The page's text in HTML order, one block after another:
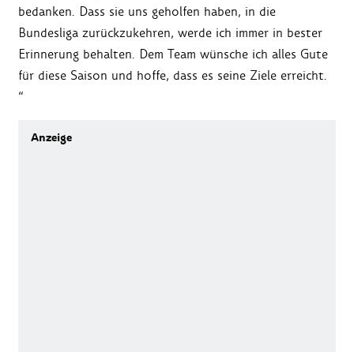
bedanken. Dass sie uns geholfen haben, in die
Bundesliga zurückzukehren, werde ich immer in bester
Erinnerung behalten. Dem Team wünsche ich alles Gute
für diese Saison und hoffe, dass es seine Ziele erreicht.
“